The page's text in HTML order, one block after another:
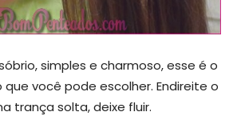
simples e charmoso, esse é o
você pode escolher. Endireite o
trança solta, deixe fluir.